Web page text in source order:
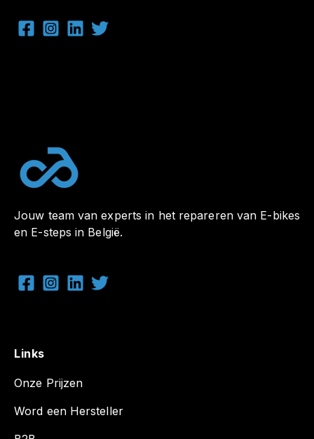
Jouw team van experts in het repareren van E-bikes
en E-steps in België.
Links
Onze Prijzen
Word een Hersteller